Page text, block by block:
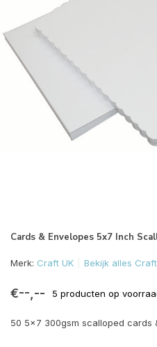
Cards & Envelopes 5x7 Inch
Merk: Craft UK Bekijk alles
€--,-- 5 producten op
50 5×7 300gsm scalloped cards